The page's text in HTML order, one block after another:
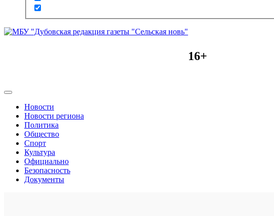
16+
Новости
Новости региона
Политика
Общество
Спорт
Культура
Официально
Безопасность
Документы